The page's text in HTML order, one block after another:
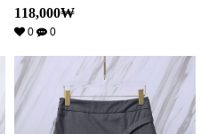
118,000₩
0 0